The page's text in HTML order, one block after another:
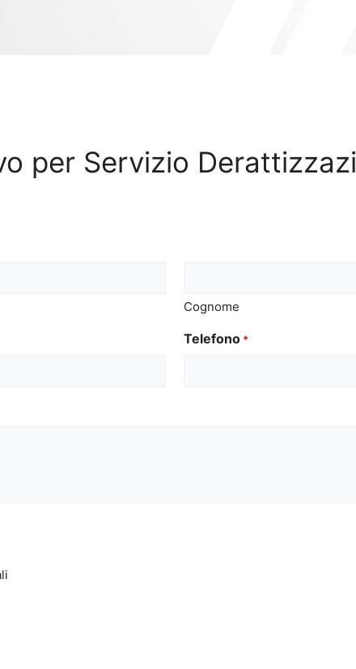
per Servizio
Cognome
Telefono *